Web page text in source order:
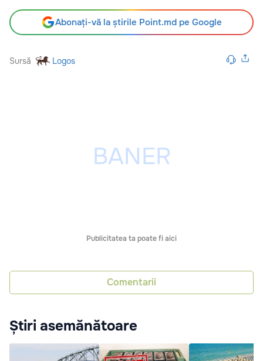
Abonați-vă la știrile Point.md pe Google
Sursă Logos
Publicitatea ta poate fi aici
Comentarii
Știri asemănătoare